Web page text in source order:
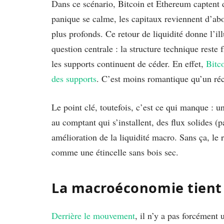
Dans ce scénario, Bitcoin et Ethereum
panique se calme, les capitaux reviennent
plus profonds. Ce retour de liquidité donne
question centrale : la structure technique
les supports continuent de céder. En effet,
des supports. C’est moins romantique qu’un
Le point clé, toutefois, c’est ce qui manque :
au comptant qui s’installent, des flux solides
amélioration de la liquidité macro. Sans ça, le
comme une étincelle sans bois sec.
La macroéconomie
Derrière le mouvement, il n’y a pas forcément